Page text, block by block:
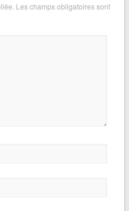
Les champs obligatoires sont